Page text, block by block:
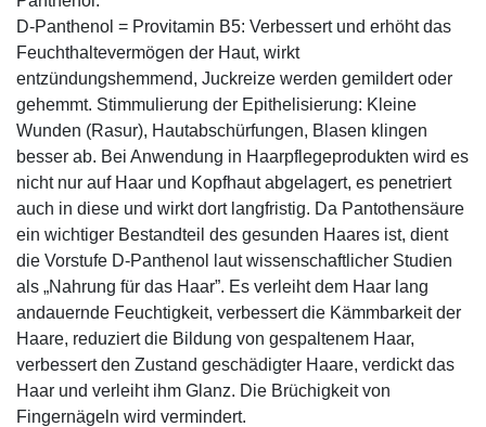
D-Panthenol = Provitamin B5: Verbessert und erhöht das
Feuchthaltevermögen der Haut, wirkt
entzündungshemmend, Juckreize werden gemildert oder
gehemmt. Stimmulierung der Epithelisierung: Kleine
Wunden (Rasur), Hautabschürfungen, Blasen klingen
besser ab. Bei Anwendung in Haarpflegeprodukten wird es
nicht nur auf Haar und Kopfhaut abgelagert, es penetriert
auch in diese und wirkt dort langfristig. Da Pantothensäure
ein wichtiger Bestandteil des gesunden Haares ist, dient
die Vorstufe D-Panthenol laut wissenschaftlicher Studien
als „Nahrung für das Haar”. Es verleiht dem Haar lang
andauernde Feuchtigkeit, verbessert die Kämmbarkeit der
Haare, reduziert die Bildung von gespaltenem Haar,
verbessert den Zustand geschädigter Haare, verdickt das
Haar und verleiht ihm Glanz. Die Brüchigkeit von
Fingernägeln wird vermindert.